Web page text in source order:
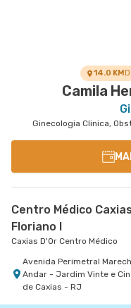
14.0 KM
Camila
Ginecologia Clinica,
Centro Médico
Floriano I
Caxias D'Or Centro Médico
Avenida Perimetral
Andar - Jardim Vinte e
de Caxias - RJ